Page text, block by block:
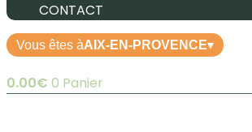
CONTACT
Vous êtes àAIX-EN-PROVENCE▾
0.00€ 0 Panier